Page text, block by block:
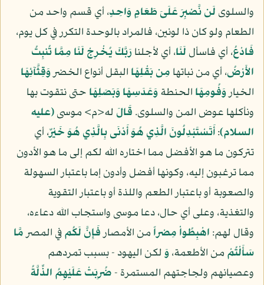
والسلوى لَن نَّصْبِرَ عَلَىَ طَعَامٍ وَاحِدٍ، أي قسم واحد من
الطعام ولو كان ذا لونين، فالمراد بالوحدة التكرر في كل يوم،
فَادْعُ، أي فاسأل لَنَا، أي لأجلنا رَبَّكَ يُخْرِجْ لَنَا مِمَّا تُنبِتُ
الأَرْضُ، أي من نباتها مِن بَقْلِهَا البقل أنواع الخضروَقِثَّآئِهَا
الخياروَفُومِهَا الحنطةوَعَدَسِهَا وَبَصَلِهَا حتى نتقوت بها
ونأكلها عوض المن والسلوى. قَالَ له<م> موسى(عليه
السلام):أَتَسْتَبْدِلُونَ الَّذِي هُوَ أَدْنَى بِالَّذِي هُوَ خَيْرٌ، أي
تتركون ما هو الأفضل مما اختاره الله لكم إلى ما هو الأدون
مما ترغبون إليه، وكونها أفضل وأدون إما باعتبار السهولة
والصعوبة أو باعتبار الطعم واللذة أو باعتبار التقوية
والتغذية، وعلى أي حال، دعا موسى واستجاب الله دعاءه،
وقال لهم: اهْبِطُواْ مِصْراً من الأمصارفَإِنَّ لَكُمفي المصرمَّا
سَأَلْتُمْ من الأطعمة،وَلكن اليهود - بسبب تمردهم
وعصيانهم ولجاجتهم المستمرة -ضُرِبَتْ عَلَيْهِمُ الذِّلَّةُ